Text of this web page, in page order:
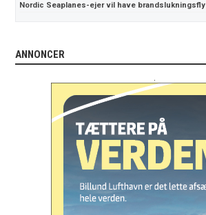
Nordic Seaplanes-ejer vil have brandslukningsfly
ANNONCER
.